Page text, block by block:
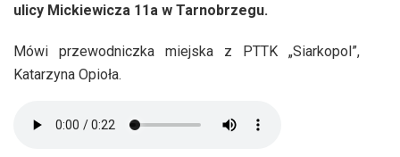
ulicy Mickiewicza 11a w Tarnobrzegu.
Mówi przewodniczka miejska z PTTK „Siarkopol”,
Katarzyna Opioła.